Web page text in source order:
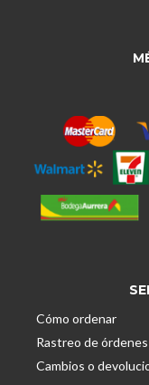
Cómo ordenar
Rastreo de órdenes
Cambios o